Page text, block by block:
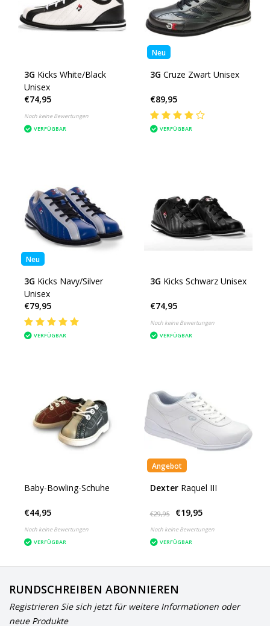
3G Kicks White/Black
Unisex
€74,95
Noch keine Bewertungen
VERFÜGBAR
Neu
3G Cruze Zwart Unisex
€89,95
VERFÜGBAR
Neu
3G Kicks Navy/Silver
Unisex
€79,95
VERFÜGBAR
3G Kicks Schwarz Unisex
€74,95
Noch keine Bewertungen
VERFÜGBAR
Baby-Bowling-Schuhe
€44,95
Noch keine Bewertungen
VERFÜGBAR
Angebot
Dexter Raquel III
€29,95 €19,95
Noch keine Bewertungen
VERFÜGBAR
RUNDSCHREIBEN ABONNIEREN
Registrieren Sie sich jetzt für weitere Informationen oder
neue Produkte